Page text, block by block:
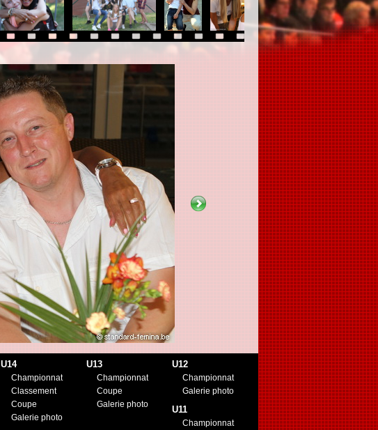
U14
Championnat
Classement
Coupe
Galerie photo
U13
Championnat
Coupe
Galerie photo
U12
Championnat
Galerie photo
U11
Championnat